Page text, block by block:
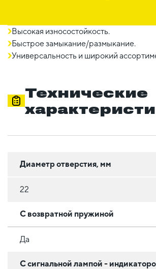
Высокая износостойкость.
Быстрое замыкание/размыкание.
Универсальность и широкий
Технические
Диаметр отверстия, мм
22
С возвратной пружиной
Да
С сигнальной лампой -